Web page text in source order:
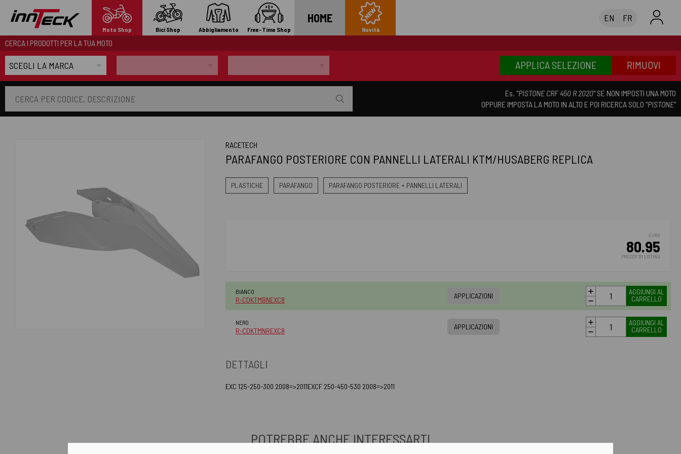
EN FR
Moto Shop Bici Shop Abbigliamento Free-Time Shop
HOME
Novità
CERCA I PRODOTTI PER LA TUA MOTO
APPLICA SELEZIONE RIMUOVI
Es. "PISTONE CRF 450 R 2020" SE NON IMPOSTI UNA MOTO
OPPURE IMPOSTA LA MOTO IN ALTO E POI RICERCA SOLO "PISTONE"
RACETECH
PARAFANGO POSTERIORE CON PANNELLI LATERALI KTM/HUSABERG REPLICA
PLASTICHE PARAFANGO PARAFANGO POSTERIORE + PANNELLI LATERALI
EURO
80.95
PREZZO DI LISTINO
BIANCO
R-CDKTMBNEXC8 APPLICAZIONI
AGGIUNGI AL
CARRELLO
NERO
R-CDKTMNREXC8 APPLICAZIONI
AGGIUNGI AL
CARRELLO
DETTAGLI
EXC 125-250-300 2008=>2011EXCF 250-450-530 2008=>2011
POTREBBE ANCHE INTERESSARTI